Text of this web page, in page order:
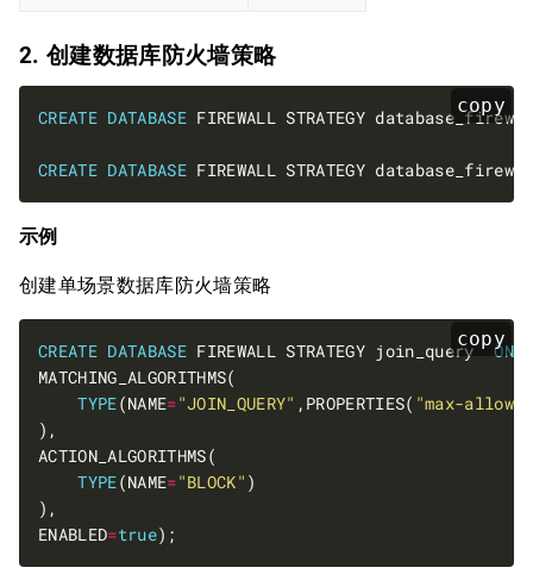
2. 创建数据库防火墙策略
copy
CREATE DATABASE FIREWALL STRATEGY
CREATE DATABASE FIREWALL STRATEGY
示例
创建单场景数据库防火墙策略
copy
CREATE DATABASE FIREWALL STRATEGY join_query ON
TYPE(NAME="JOIN_QUERY" ,PROPERTIES( "max-
TYPE(NAME="BLOCK"
ENABLED=true